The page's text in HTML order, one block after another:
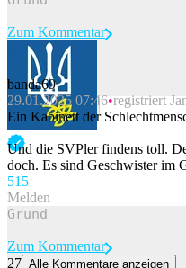
Beitrag melden
Zum Kommentar
banda69
29.01.2025 07:46 registriert
Ein Kabinett der
Und die SVPler findens toll.
doch. Es sind Geschwister im
51 5
Melden
Zum Kommentar
27 Alle Kommentare anzeigen